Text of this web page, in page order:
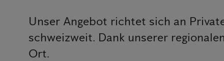
Unser Angebot richtet sich an
schweizweit. Dank unserer
Ort.